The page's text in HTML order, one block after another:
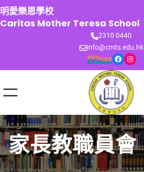
跳
至
主
明愛樂恩學校
Caritas Mother Teresa School
2310 0440
info@cmts.edu.hk
Facebook Instagram
家長教職員會